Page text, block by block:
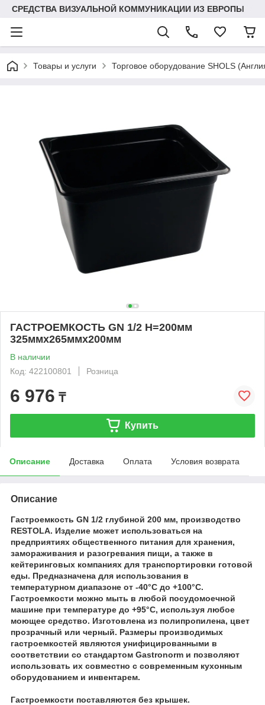
СРЕДСТВА ВИЗУАЛЬНОЙ КОММУНИКАЦИИ ИЗ ЕВРОПЫ
Товары и услуги Торговое оборудование SHOLS
ГАСТРОЕМКОСТЬ GN 1/2 H=200мм
325ммx265ммx200мм
В наличии
Код: 422100801
Розница
6 976 ₸
Купить
Описание Доставка Оплата Условия возврата
Описание
Гастроемкость GN 1/2 глубиной 200 мм, производство
RESTOLA. Изделие может использоваться на
предприятиях общественного питания для хранения,
замораживания и разогревания пищи, а также в
кейтеринговых компаниях для транспортировки готовой
еды. Предназначена для использования в
температурном диапазоне от -40°С до +100°С.
Гастроемкости можно мыть в любой посудомоечной
машине при температуре до +95°С, используя любое
моющее средство. Изготовлена из полипропилена, цвет
прозрачный или черный. Размеры производимых
гастроемкостей являются унифицированными в
соответствии со стандартом Gastronorm и позволяют
использовать их совместно с современным кухонным
оборудованием и инвентарем.
Гастроемкости поставляются без крышек.